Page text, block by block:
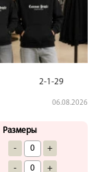
2-1-29
06.08.2026
Размеры
- +
- +